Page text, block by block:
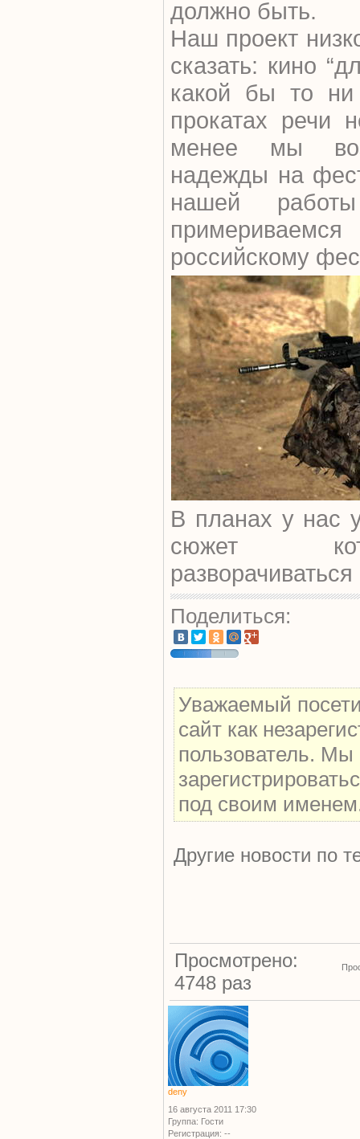
должно быть.
Наш проект
сказать: кино
какой бы то
прокатах речи
менее мы
надежды на
нашей
российскому
В планах у нас
сюжет
Поделиться:
Уважаемый
сайт как
пользователь.
под своим
Другие новости по
Просмотрено:
4748 раз
deny
16 августа 2011 17:30
Группа: Гости
Регистрация: --